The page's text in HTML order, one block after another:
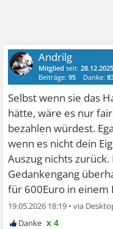
Andrilg
Mitglied seit:28.12.2025
Beiträge:95 Danke:
Selbst wenn sie das
hätte, wäre es nur
bezahlen würdest.
wenn es nicht dein
Auszug nichts
Gedankengang
für 600Euro in einem
19.05.2026 18:19 •
x 4